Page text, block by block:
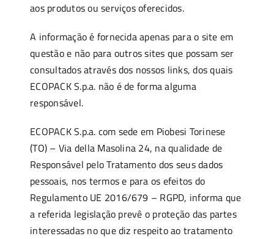
aos produtos ou serviços oferecidos.
A informação é fornecida apenas para o site em
questão e não para outros sites que possam ser
consultados através dos nossos links, dos quais
ECOPACK S.p.a. não é de forma alguma
responsável.
ECOPACK S.p.a. com sede em Piobesi Torinese
(TO) – Via della Masolina 24, na qualidade de
Responsável pelo Tratamento dos seus dados
pessoais, nos termos e para os efeitos do
Regulamento UE 2016/679 – RGPD, informa que
a referida legislação prevê o proteção das partes
interessadas no que diz respeito ao tratamento